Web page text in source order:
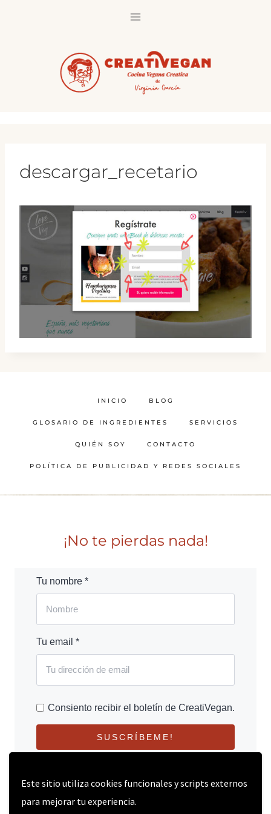
Este sitio utiliza cookies funcionales y scripts externos
para mejorar tu experiencia.
descargar_recetario
INICIO BLOG
GLOSARIO DE INGREDIENTES SERVICIOS
QUIÉN SOY CONTACTO
POLÍTICA DE PUBLICIDAD Y REDES SOCIALES
¡No te pierdas nada!
Tu nombre *
Tu email *
Consiento recibir el boletín de CreatiVegan.
SUSCRÍBEME!